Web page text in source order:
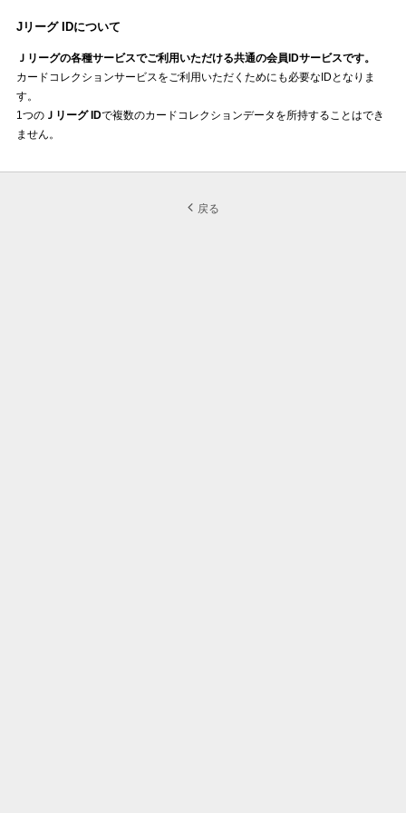
Jリーグ IDについて
Ｊリーグの各種サービスでご利用いただける共通の会員IDサービスです。
カードコレクションサービスをご利用いただくためにも必要なIDとなりま
す。
1つのＪリーグIDで複数のカードコレクションデータを所持することはでき
ません。
戻る